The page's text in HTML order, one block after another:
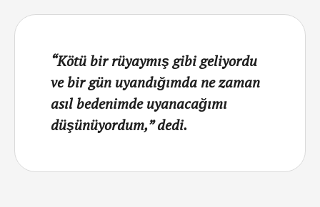
“Kötü bir rüyaymış gibi geliyordu
ve bir gün uyandığımda ne zaman
asıl bedenimde uyanacağımı
düşünüyordum,” dedi.